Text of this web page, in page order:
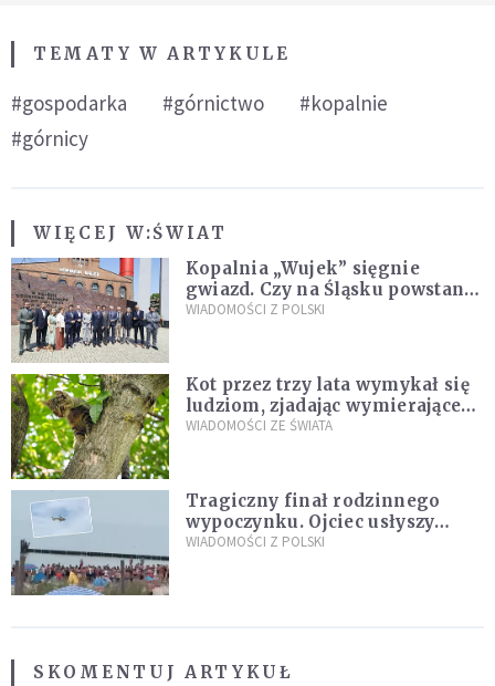
TEMATY W ARTYKULE
#gospodarka #górnictwo
#kopalnie
#górnicy
WIĘCEJ W:ŚWIAT
Kopalnia „Wujek” sięgnie
gwiazd. Czy na Śląsku powstanie
„Dolina Krzemowa”?
WIADOMOŚCI Z POLSKI
Kot przez trzy lata wymykał się
ludziom, zjadając wymierające
kaczki. W końcu popełnił
WIADOMOŚCI ZE ŚWIATA
Tragiczny finał rodzinnego
wypoczynku. Ojciec usłyszy
zarzuty
WIADOMOŚCI Z POLSKI
SKOMENTUJ ARTYKUŁ